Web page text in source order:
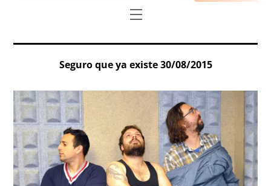
Menu
Seguro que ya existe 30/08/2015